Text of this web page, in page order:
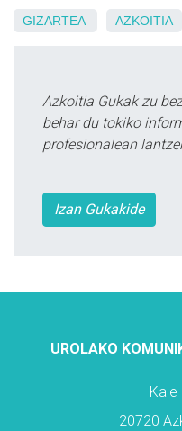
GIZARTEA AZKOITIA
Azkoitia Gukak zu
behar du tokiko
profesionalean
Izan Gukakide
UROLAKO
Kale
20720